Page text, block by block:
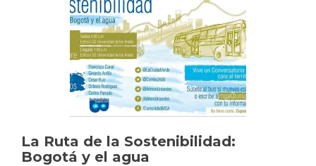
La Ruta de la Sostenibilidad:
Bogotá y el agua